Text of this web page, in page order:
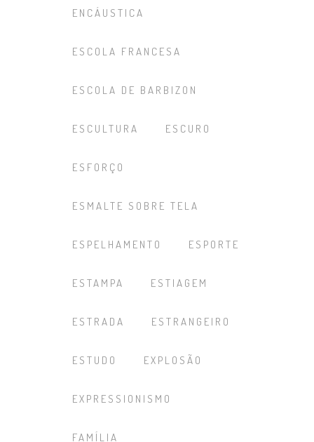
ENCÁUSTICA
ESCOLA FRANCESA
ESCOLA DE BARBIZON
ESCULTURA ESCURO
ESFORÇO
ESMALTE SOBRE TELA
ESPELHAMENTO ESPORTE
ESTAMPA ESTIAGEM
ESTRADA ESTRANGEIRO
ESTUDO EXPLOSÃO
EXPRESSIONISMO
FAMÍLIA